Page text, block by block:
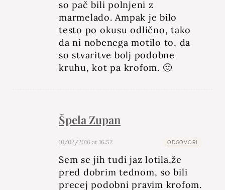
so pač bili polnjeni z
marmelado. Ampak je bilo
testo po okusu odlično, tako
da ni nobenega motilo to, da
so stvaritve bolj podobne
kruhu, kot pa krofom. 🙂
Špela Zupan
10/02/2016 at 16:52 ODGOVORI
Sem se jih tudi jaz lotila,že
pred dobrim tednom, so bili
precej podobni pravim krofom.